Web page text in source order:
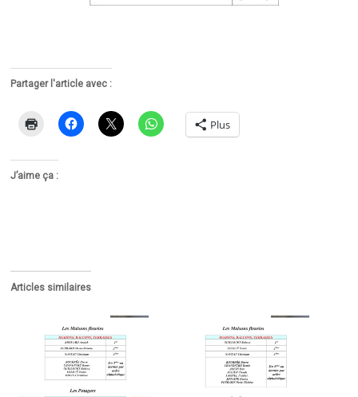
Partager l'article avec :
Plus
J’aime ça :
Articles similaires